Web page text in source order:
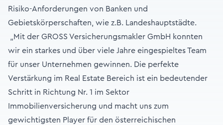
Risiko-Anforderungen von Banken und
Gebietskörperschaften, wie z.B. Landeshauptstädte.
„Mit der GROSS Versicherungsmakler GmbH konnten
wir ein starkes und über viele Jahre eingespieltes Team
für unser Unternehmen gewinnen. Die perfekte
Verstärkung im Real Estate Bereich ist ein bedeutender
Schritt in Richtung Nr. 1 im Sektor
Immobilienversicherung und macht uns zum
gewichtigsten Player für den österreichischen